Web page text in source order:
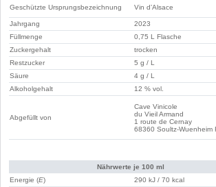
Geschützte Ursprungsbezeichnung Vin d’Alsace
Jahrgang
2023
Füllmenge
0,75 L Flasche
Zuckergehalt
trocken
Restzucker
5 g / L
Säure
4 g / L
Alkoholgehalt
12 % vol.
Abgefüllt von
Cave Vinicole
du Vieil Armand
1 route de Cernay
68360 Soultz-Wuenheim
Nährwerte je 100 ml
Energie (E)
290 kJ / 70 kcal